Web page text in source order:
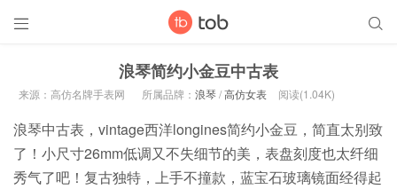
 
浪琴简约小金豆中古表
来源：高仿名牌手表网 所属品牌： 浪琴/高仿女表 阅读(1.04K)
浪琴中古表，vintage西洋longines简约小金豆，简直太别致
了！小尺寸26mm低调又不失细节的美，表盘刻度也太纤细
秀气了吧！复古独特，上手不撞款，蓝宝石玻璃镜面经得起